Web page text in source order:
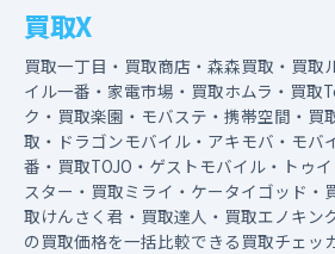
買取X
買取一丁目・買取商店・森森買取・買取
イル一番・家電市場・買取ホムラ・買取
ク・買取楽園・モバステ・携帯空間・買
取・ドラゴンモバイル・アキモバ・モバ
番・買取TOJO・ゲストモバイル・トゥ
スター・買取ミライ・ケータイゴッド・
取けんさく君・買取達人・買取エノキン
の買取価格を一括比較できる買取チェッ